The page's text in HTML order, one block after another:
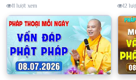
11 lượt xem 12